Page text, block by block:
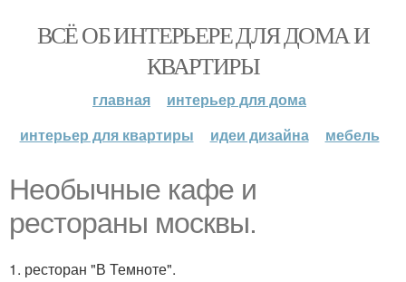
ВСЁ ОБ ИНТЕРЬЕРЕ ДЛЯ ДОМА И
КВАРТИРЫ
главная
интерьер для дома
интерьер для квартиры
идеи дизайна мебель
Необычные кафе и
рестораны москвы.
1. ресторан "В Темноте".